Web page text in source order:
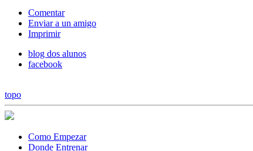
Comentar
Enviar a un amigo
Imprimir
blog dos alunos
facebook
topo
Como Empezar
Donde Entrenar